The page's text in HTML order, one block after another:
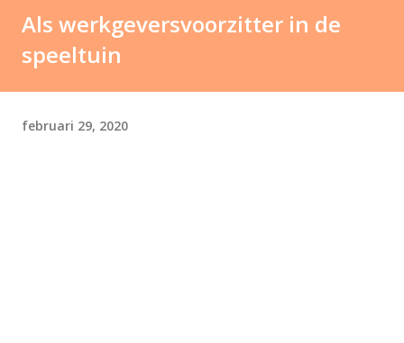
Als werkgeversvoorzitter in de
speeltuin
februari 29, 2020